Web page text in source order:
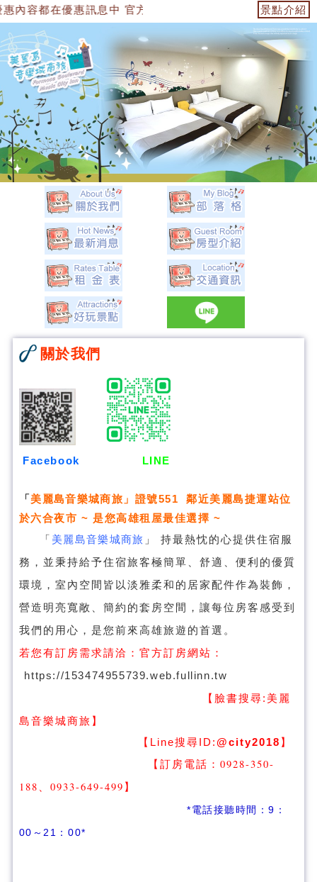
內容都在優惠訊息中 官方網站：https:// 景點介紹
關於我們
Facebook LINE
「美麗島音樂城商旅 」證號551 鄰近美麗島捷運站位
於六合夜市 ~ 是您高雄租屋最佳選擇 ~
「 美麗島音樂城商旅 」 持最熱忱的心提供住宿服
務，並秉持給予住宿旅客極簡單、舒適、便利的優質
環境，室內空間皆以淡雅柔和的居家配件作為裝飾，
營造明亮寬敞、簡約的套房空間，讓每位房客感受到
我們的用心，是您前來高雄旅遊的首選。
若您有訂房需求請洽： 官方訂房網站：
https://153474955739.web.fullinn.tw
【臉書搜尋: 美麗
島音樂城商旅 】
【Line搜尋ID:@city2018 】
【訂房電話：0928-350-
188、0933-649-499 】
*電話接聽時間：9：
00～21：00*